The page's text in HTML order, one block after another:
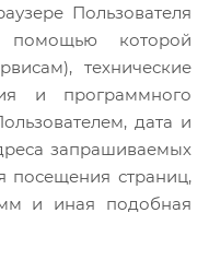
Пользователя
которой
технические
и программного
дата и
запрашиваемых
посещения страниц,
и иная подобная